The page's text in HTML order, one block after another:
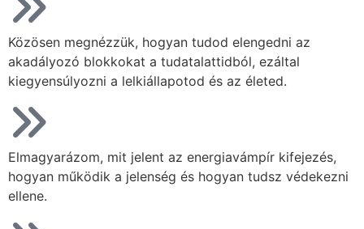
Közösen megnézzük, hogyan tudod elengedni az
akadályozó blokkokat a tudatalattidból, ezáltal
kiegyensúlyozni a lelkiállapotod és az életed.
Elmagyarázom, mit jelent az energiavámpír kifejezés,
hogyan működik a jelenség és hogyan tudsz védekezni
ellene.